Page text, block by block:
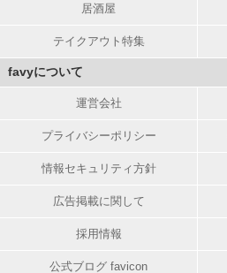
居酒屋
テイクアウト特集
favyについて
運営会社
プライバシーポリシー
情報セキュリティ方針
広告掲載に関して
採用情報
公式ブログ favicon